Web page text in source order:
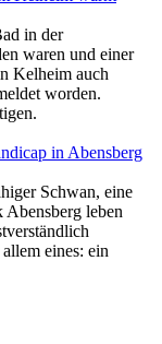
in der
waren und einer
Kelheim auch
worden.
in Abensberg
Schwan, eine
leben
eines: ein